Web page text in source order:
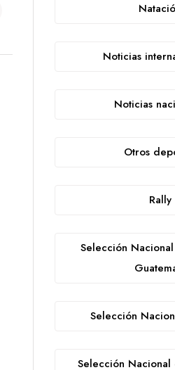
Noticias
Noticias
Otros
Rally
Selección
Selección
Selección Nacional